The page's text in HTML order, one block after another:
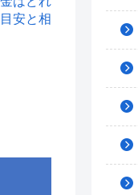
安と相